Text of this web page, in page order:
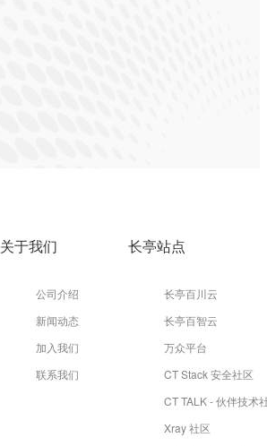
关于我们
公司介绍
新闻动态
加入我们
联系我们
长亭站点
长亭百川云
长亭百智云
万众平台
CT Stack 安全社区
CT TALK - 伙伴技术
Xray 社区